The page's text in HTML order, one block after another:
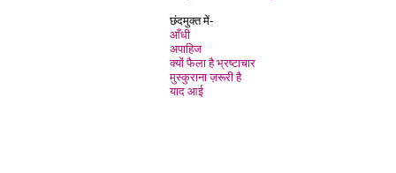
छंदमुक्त में-
आँधी
अपाहिज
क्यों फैला है भ्रष्टाचार
मुस्कुराना ज़रूरी है
याद आई